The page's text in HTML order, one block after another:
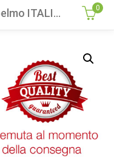
Spremuta di pompelmo ITALIA 1L 0